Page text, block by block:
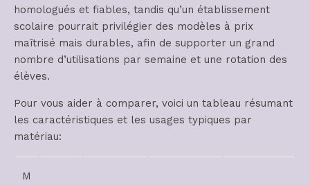
homologués et fiables, tandis qu’un établissement
scolaire pourrait privilégier des modèles à prix
maîtrisé mais durables, afin de supporter un grand
nombre d’utilisations par semaine et une rotation des
élèves.
Pour vous aider à comparer, voici un tableau résumant
les caractéristiques et les usages typiques par
matériau:
M